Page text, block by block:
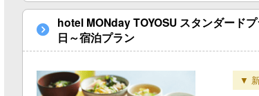
hotel MONday TOYOSU スタンダード
日～宿泊プラン
▼